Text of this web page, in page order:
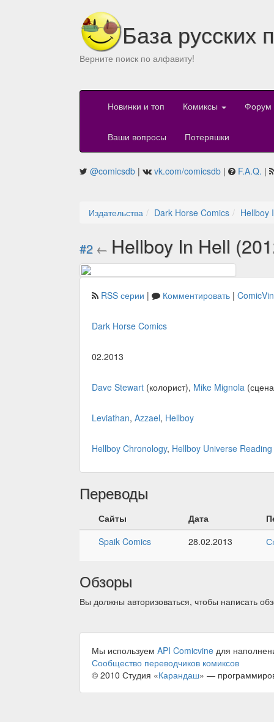
База русских
Верните поиск по алфавиту!
Новинки и топ Комиксы Форум
Ваши вопросы Потеряшки
@comicsdb | vk.com/comicsdb | F.A.Q. |
Издательства Dark Horse Comics Hellboy
#2 ← Hellboy In Hell
RSS серии | Комментировать |
Dark Horse Comics
02.2013
Dave Stewart (колорист), Mike Mignola
Leviathan, Azzael, Hellboy
Hellboy Chronology, Hellboy Universe
Переводы
Сайты Дата
Spaik Comics
28.02.2013
Обзоры
Вы должны авторизоваться, чтобы написать
Мы используем API Comicvine для
Сообщество переводчиков комиксов
© 2010 Студия «Карандаш» —